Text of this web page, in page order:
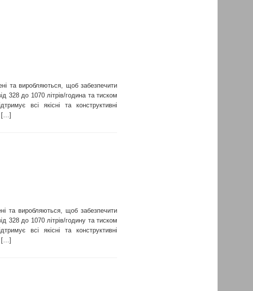
та виробляються, щоб забезпечити
328 до 1070 літрів/година та тиском
всі якісні та конструктивні
[…]
та виробляються, щоб забезпечити
328 до 1070 літрів/годину та тиском
всі якісні та конструктивні
[…]